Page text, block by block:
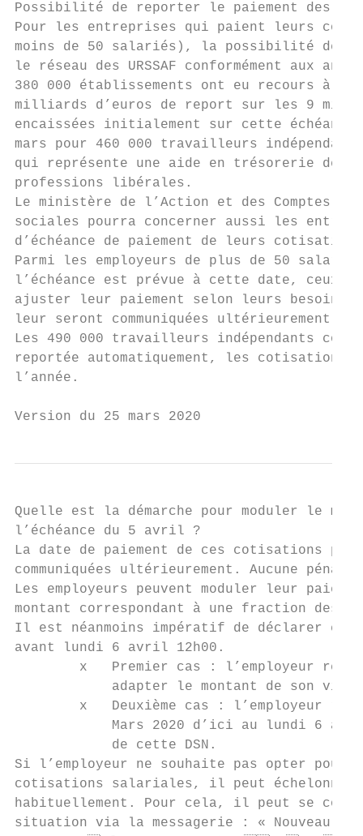
Possibilité de reporter le paiement des
Pour les entreprises qui paient leurs
moins de 50 salariés), la possibilité de
le réseau des URSSAF conformément aux
380 000 établissements ont eu recours à
milliards d’euros de report sur les 9
encaissées initialement sur cette
mars pour 460 000 travailleurs
qui représente une aide en trésorerie de
professions libérales.
Le ministère de l’Action et des Comptes
sociales pourra concerner aussi les
d’échéance de paiement de leurs
Parmi les employeurs de plus de 50
l’échéance est prévue à cette date,
ajuster leur paiement selon leurs
leur seront communiquées ultérieurement
Les 490 000 travailleurs indépendants
reportée automatiquement, les
l’année.
Version du 25 mars 2020
Quelle est la démarche pour moduler le
l’échéance du 5 avril ?
La date de paiement de ces cotisations
communiquées ultérieurement. Aucune
Les employeurs peuvent moduler leur
montant correspondant à une fraction des
Il est néanmoins impératif de déclarer et
avant lundi 6 avril 12h00.
x   Premier cas : l’employeur
adapter le montant de son
x   Deuxième cas : l’employeur
Mars 2020 d’ici au lundi 6
            de cette DSN.
Si l’employeur ne souhaite pas opter
cotisations salariales, il peut échelonner
habituellement. Pour cela, il peut se
situation via la messagerie : « Nouveau